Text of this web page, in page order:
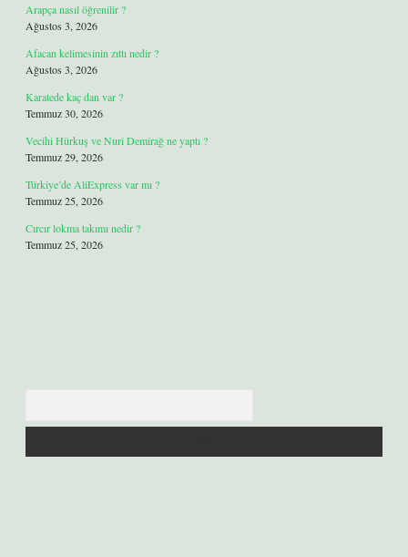
Arapça nasıl öğrenilir ?
Ağustos 3, 2026
Afacan kelimesinin zıttı nedir ?
Ağustos 3, 2026
Karatede kaç dan var ?
Temmuz 30, 2026
Vecihi Hürkuş ve Nuri Demirağ ne yaptı ?
Temmuz 29, 2026
Türkiye’de AliExpress var mı ?
Temmuz 25, 2026
Cırcır lokma takımı nedir ?
Temmuz 25, 2026